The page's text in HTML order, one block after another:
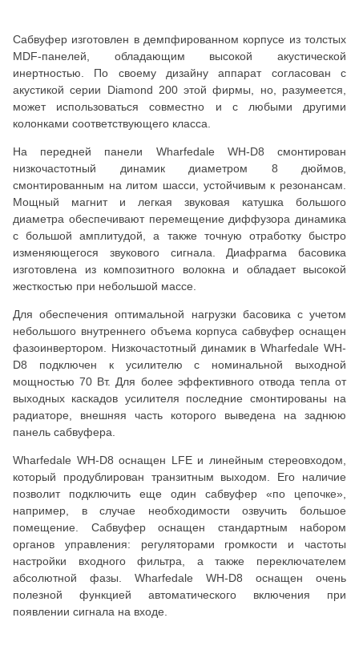
Сабвуфер изготовлен в демпфированном корпусе из толстых
MDF-панелей, обладающим высокой акустической
инертностью. По своему дизайну аппарат согласован с
акустикой серии Diamond 200 этой фирмы, но, разумеется,
может использоваться совместно и с любыми другими
колонками соответствующего класса.
На передней панели Wharfedale WH-D8 смонтирован
низкочастотный динамик диаметром 8 дюймов,
смонтированным на литом шасси, устойчивым к резонансам.
Мощный магнит и легкая звуковая катушка большого
диаметра обеспечивают перемещение диффузора динамика
с большой амплитудой, а также точную отработку быстро
изменяющегося звукового сигнала. Диафрагма басовика
изготовлена из композитного волокна и обладает высокой
жесткостью при небольшой массе.
Для обеспечения оптимальной нагрузки басовика с учетом
небольшого внутреннего объема корпуса сабвуфер оснащен
фазоинвертором. Низкочастотный динамик в Wharfedale WH-
D8 подключен к усилителю с номинальной выходной
мощностью 70 Вт. Для более эффективного отвода тепла от
выходных каскадов усилителя последние смонтированы на
радиаторе, внешняя часть которого выведена на заднюю
панель сабвуфера.
Wharfedale WH-D8 оснащен LFE и линейным стереовходом,
который продублирован транзитным выходом. Его наличие
позволит подключить еще один сабвуфер «по цепочке»,
например, в случае необходимости озвучить большое
помещение. Сабвуфер оснащен стандартным набором
органов управления: регуляторами громкости и частоты
настройки входного фильтра, а также переключателем
абсолютной фазы. Wharfedale WH-D8 оснащен очень
полезной функцией автоматического включения при
появлении сигнала на входе.